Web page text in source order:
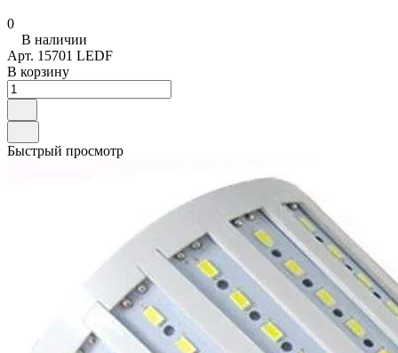
0
В наличии
Арт. 15701 LEDF
В корзину
Быстрый просмотр